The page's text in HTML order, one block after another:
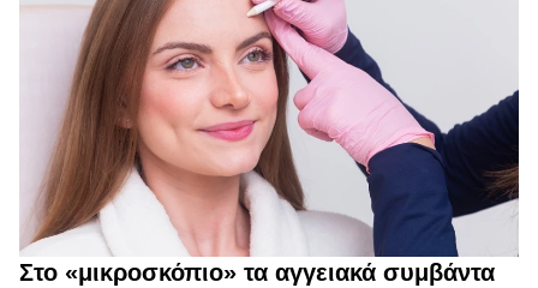
Στο «μικροσκόπιο» τα αγγειακά συμβάντα